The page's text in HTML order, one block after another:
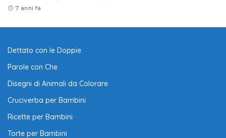
7 anni fa
Dettato con le Doppie
Parole con Che
Disegni di Animali da Colorare
Cruciverba per Bambini
Ricette per Bambini
Torte per Bambini